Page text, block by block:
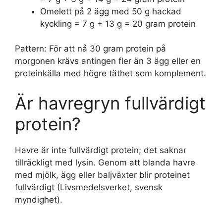
Omelett på 2 ägg med 50 g hackad
kyckling = 7 g + 13 g = 20 gram protein
Pattern: För att nå 30 gram protein på
morgonen krävs antingen fler än 3 ägg eller en
proteinkälla med högre täthet som komplement.
Är havregryn fullvärdigt
protein?
Havre är inte fullvärdigt protein; det saknar
tillräckligt med lysin. Genom att blanda havre
med mjölk, ägg eller baljväxter blir proteinet
fullvärdigt (Livsmedelsverket, svensk
myndighet).